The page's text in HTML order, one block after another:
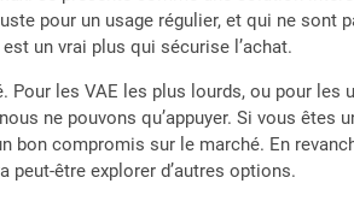
pour un usage régulier, et qui ne sont
un vrai plus qui sécurise l’achat.
les VAE les plus lourds, ou pour les
ne pouvons qu’appuyer. Si vous êtes
compromis sur le marché. En
être explorer d’autres options.